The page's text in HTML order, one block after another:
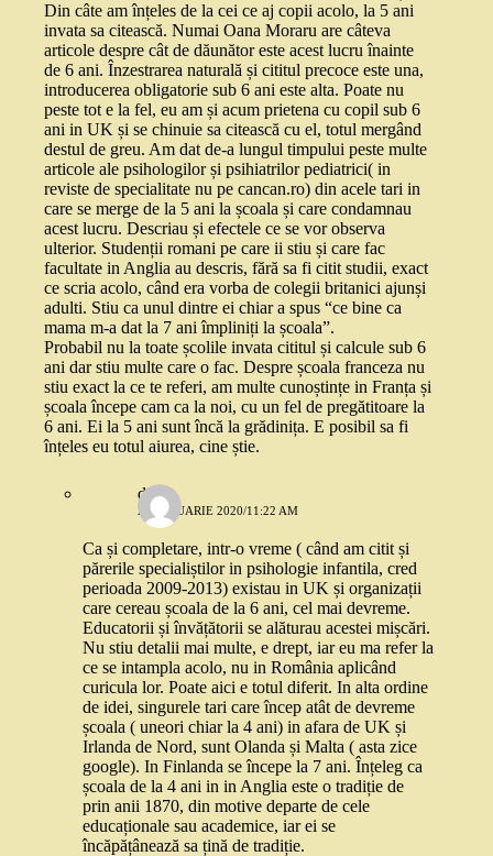
Din câte am înțeles de la cei ce aj copii acolo, la 5 ani
invata sa citească. Numai Oana Moraru are câteva
articole despre cât de dăunător este acest lucru înainte
de 6 ani. Înzestrarea naturală și cititul precoce este una,
introducerea obligatorie sub 6 ani este alta. Poate nu
peste tot e la fel, eu am și acum prietena cu copil sub 6
ani in UK și se chinuie sa citească cu el, totul mergând
destul de greu. Am dat de-a lungul timpului peste multe
articole ale psihologilor și psihiatrilor pediatrici( in
reviste de specialitate nu pe cancan.ro) din acele tari in
care se merge de la 5 ani la școala și care condamnau
acest lucru. Descriau și efectele ce se vor observa
ulterior. Studenții romani pe care ii stiu și care fac
facultate in Anglia au descris, fără sa fi citit studii, exact
ce scria acolo, când era vorba de colegii britanici ajunși
adulti. Stiu ca unul dintre ei chiar a spus “ce bine ca
mama m-a dat la 7 ani împliniți la școala”.
Probabil nu la toate școlile invata cititul și calcule sub 6
ani dar stiu multe care o fac. Despre școala franceza nu
stiu exact la ce te referi, am multe cunoștințe in Franța și
școala începe cam ca la noi, cu un fel de pregătitoare la
6 ani. Ei la 5 ani sunt încă la grădinița. E posibil sa fi
înțeles eu totul aiurea, cine știe.
deea
22 IANUARIE 2020/11:22 AM
Ca și completare, intr-o vreme ( când am citit și
părerile specialiștilor in psihologie infantila, cred
perioada 2009-2013) existau in UK și organizații
care cereau școala de la 6 ani, cel mai devreme.
Educatorii și învățătorii se alăturau acestei mișcări.
Nu stiu detalii mai multe, e drept, iar eu ma refer la
ce se intampla acolo, nu in România aplicând
curicula lor. Poate aici e totul diferit. In alta ordine
de idei, singurele tari care încep atât de devreme
școala ( uneori chiar la 4 ani) in afara de UK și
Irlanda de Nord, sunt Olanda și Malta ( asta zice
google). In Finlanda se începe la 7 ani. Înțeleg ca
școala de la 4 ani in in Anglia este o tradiție de
prin anii 1870, din motive departe de cele
educaționale sau academice, iar ei se
încăpățânează sa țină de tradiție.